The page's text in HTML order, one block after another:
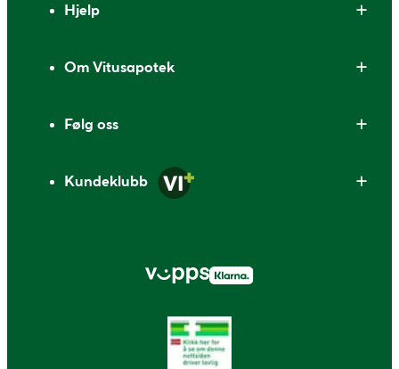
Hjelp
Om Vitusapotek
Følg oss
Kundeklubb